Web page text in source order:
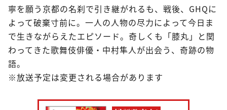
寧を願う京都の名刹で引き継がれるも、戦後、GHQに
よって破棄寸前に。一人の人物の尽力によって今日ま
で生きながらえたエピソード。奇しくも「膝丸」と関
わってきた歌舞伎俳優・中村隼人が出会う、奇跡の物
語。
※放送予定は変更される場合があります